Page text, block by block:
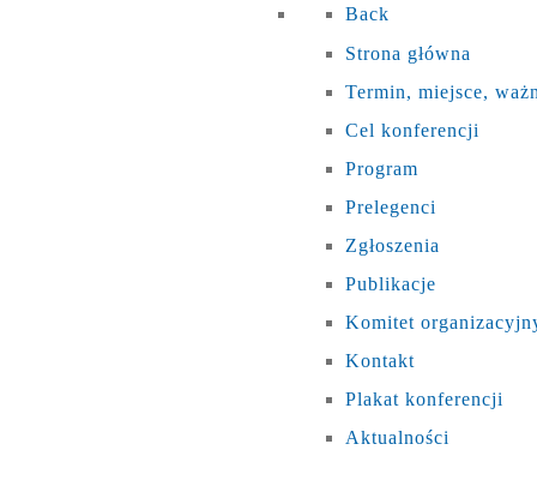
Back
Strona główna
Termin, miejsce,
Cel konferencji
Program
Prelegenci
Zgłoszenia
Publikacje
Komitet
Kontakt
Plakat konferencji
Aktualności